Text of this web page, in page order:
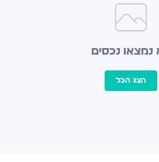
נמצאו נכסים
הצג הכל